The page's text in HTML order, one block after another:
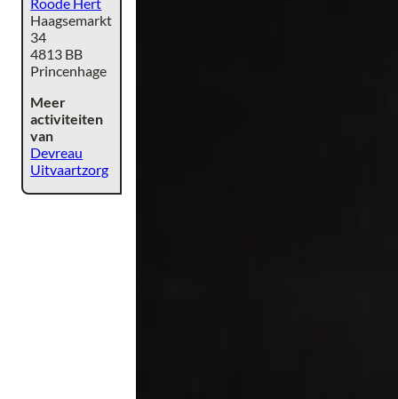
Roode Hert
Haagsemarkt
34
4813 BB
Princenhage
Meer
activiteiten
van
Devreau
Uitvaartzorg